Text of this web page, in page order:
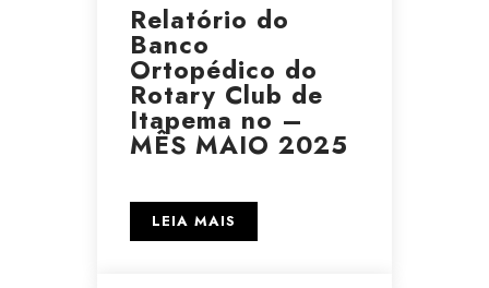
Relatório do
Banco
Ortopédico do
Rotary Club de
Itapema no –
MÊS MAIO 2025
LEIA MAIS